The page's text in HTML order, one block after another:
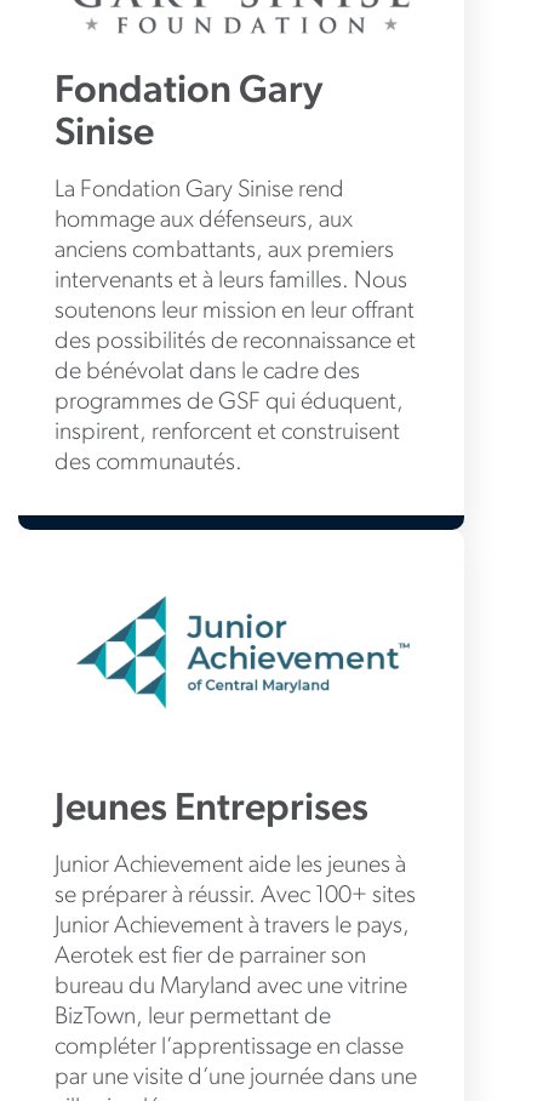
Fondation Gary
Sinise
La Fondation Gary Sinise rend
hommage aux défenseurs, aux
anciens combattants, aux premiers
intervenants et à leurs familles. Nous
soutenons leur mission en leur offrant
des possibilités de reconnaissance et
de bénévolat dans le cadre des
programmes de GSF qui éduquent,
inspirent, renforcent et construisent
des communautés.
Jeunes Entreprises
Junior Achievement aide les jeunes à
se préparer à réussir. Avec 100+ sites
Junior Achievement à travers le pays,
Aerotek est fier de parrainer son
bureau du Maryland avec une vitrine
BizTown, leur permettant de
compléter l’apprentissage en classe
par une visite d’une journée dans une